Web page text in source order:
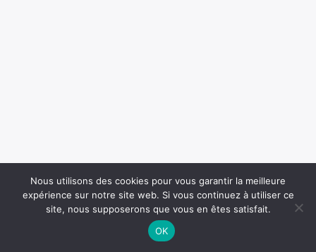
Nous utilisons des cookies pour vous garantir la meilleure
expérience sur notre site web. Si vous continuez à utiliser ce
site, nous supposerons que vous en êtes satisfait.
OK